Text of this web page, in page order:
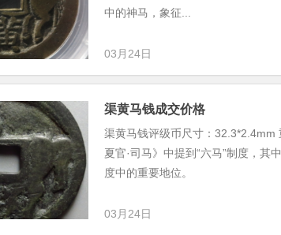
中的神马，象征...
03月24日
渠黄马钱成交价格
渠黄马钱评级币尺寸：32.3*2.4mm
夏官·司马》中提到“六马”制度，其
度中的重要地位。
03月24日